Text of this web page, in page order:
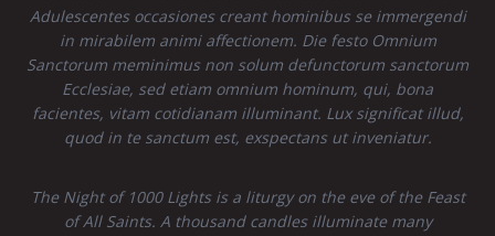
Adulescentes occasiones creant hominibus se immergendi
in mirabilem animi affectionem. Die festo Omnium
Sanctorum meminimus non solum defunctorum sanctorum
Ecclesiae, sed etiam omnium hominum, qui, bona
facientes, vitam cotidianam illuminant. Lux significat illud,
quod in te sanctum est, exspectans ut inveniatur.
The Night of 1000 Lights is a liturgy on the eve of the Feast
of All Saints. A thousand candles illuminate many